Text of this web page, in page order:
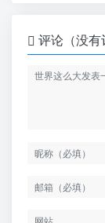
评论（没有